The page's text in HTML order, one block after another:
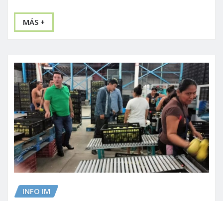
MÁS +
INFO IM